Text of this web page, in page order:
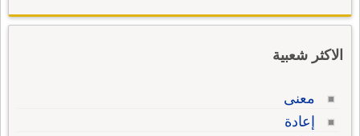
الاكثر شعبية
معنى
إعادة